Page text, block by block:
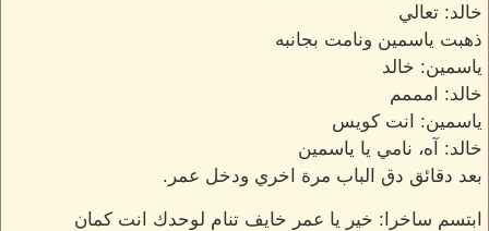
خالد: تعالي
ذهبت ياسمين ونامت بجانبه
ياسمين: خالد
خالد: امممم
ياسمين: انت كويس
خالد: آه، نامي يا ياسمين
بعد دقائق دق الباب مرة اخري ودخل عمر.
ابتسم ساخرا: خير يا عمر خايف تنام لوحدك انت كمان